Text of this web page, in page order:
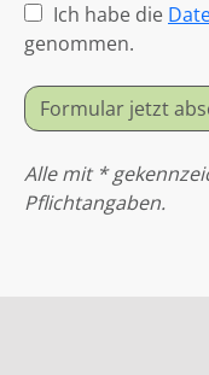
Ich habe die
genommen.
Formular jetzt
Alle mit *
Pflichtangaben.